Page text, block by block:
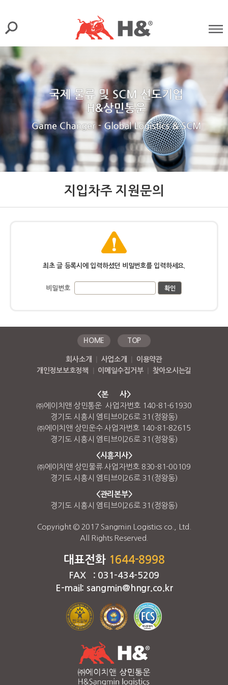
지입차주 지원문의
최초 글 등록시에 입력하셨던 비밀번호를 입력하세요.
비밀번호
HOME TOP
회사소개 사업소개
이용약관
개인정보보호정책
이메일수집거부 찾아오시는길
<본 사>
㈜에이치앤 상민통운 사업자번호 140-81-61930
경기도 시흥시 엠티브이26로 31(정왕동)
㈜에이치앤 상민운수 사업자번호 140-81-82615
경기도 시흥시 엠티브이26로 31(정왕동)
<시흥지사>
㈜에이치앤 상민물류 사업자번호 830-81-00109
경기도 시흥시 엠티브이26로 31(정왕동)
<관리본부>
경기도 시흥시 엠티브이26로 31(정왕동)
Copyright © 2017 Sangmin Logistics co., Ltd.
All Rights Reserved.
대표전화 1644-8998
FAX : 031-434-5209
E-mail: sangmin@hngr.co.kr